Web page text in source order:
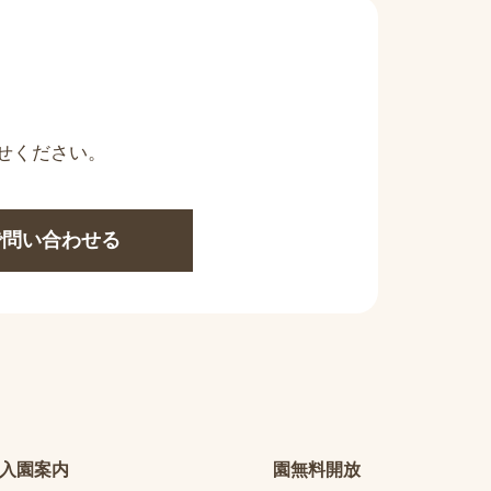
ください。
い合わせる
入園案内 園無料開放